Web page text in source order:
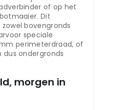
of op het
Dit
bovengronds
speciale
perimeterdraad, of
ondergronds
morgen in